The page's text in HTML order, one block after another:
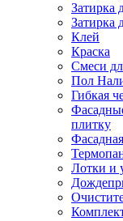
Затирка
Затирка
Клей
Краска
Смеси
Пол
Гибкая
плитку
Лотки и